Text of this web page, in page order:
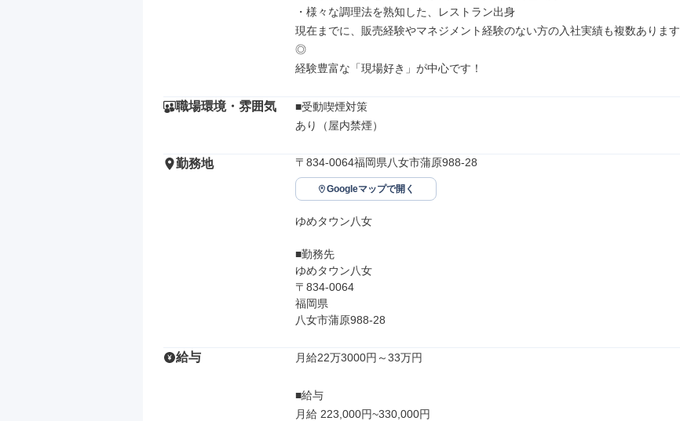
・様々な調理法を熟知した、レストラン出身
現在までに、販売経験やマネジメント経験のない方の入社実績も複数あります
◎
経験豊富な「現場好き」が中心です！
職場環境・雰囲気
■受動喫煙対策
あり（屋内禁煙）
勤務地 〒834-0064福岡県八女市蒲原988-28
Googleマップで開く
ゆめタウン八女
■勤務先
ゆめタウン八女
〒834-0064
福岡県
八女市蒲原988-28
給与 月給22万3000円～33万円
■給与
月給 223,000円~330,000円